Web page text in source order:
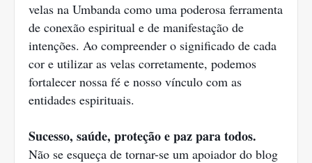
velas na Umbanda como uma poderosa ferramenta
de conexão espiritual e de manifestação de
intenções. Ao compreender o significado de cada
cor e utilizar as velas corretamente, podemos
fortalecer nossa fé e nosso vínculo com as
entidades espirituais.
Sucesso, saúde, proteção e paz para todos.
Não se esqueça de tornar-se um apoiador do blog